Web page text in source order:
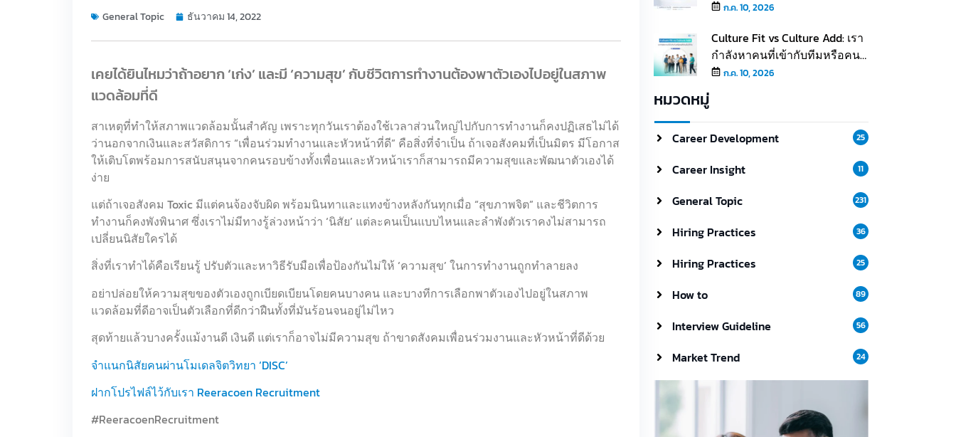
General Topic ธันวาคม 14, 2022
เคยได้ยินไหมว่าถ้าอยาก ‘เก่ง’ และมี ‘ความสุข’ กับชีวิตการทำงานต้องพาตัวเองไปอยู่ในสภาพ
แวดล้อมที่ดี
สาเหตุที่ทำให้สภาพแวดล้อมนั้นสำคัญ เพราะทุกวันเราต้องใช้เวลาส่วนใหญ่ไปกับการทำงานก็คงปฏิเสธไม่ได้
ว่านอกจากเงินและสวัสดิการ “เพื่อนร่วมทำงานและหัวหน้าที่ดี” คือสิ่งที่จำเป็น ถ้าเจอสังคมที่เป็นมิตร มีโอกาส
ให้เติบโตพร้อมการสนับสนุนจากคนรอบข้างทั้งเพื่อนและหัวหน้าเราก็สามารถมีความสุขและพัฒนาตัวเองได้
ง่าย
แต่ถ้าเจอสังคม Toxic มีแต่คนจ้องจับผิด พร้อมนินทาและแทงข้างหลังกันทุกเมื่อ “สุขภาพจิต” และชีวิตการ
ทำงานก็คงพังพินาศ ซึ่งเราไม่มีทางรู้ล่วงหน้าว่า ‘นิสัย’ แต่ละคนเป็นแบบไหนและลำพังตัวเราคงไม่สามารถ
เปลี่ยนนิสัยใครได้
สิ่งที่เราทำได้คือเรียนรู้ ปรับตัวและหาวิธีรับมือเพื่อป้องกันไม่ให้ ‘ความสุข’ ในการทำงานถูกทำลายลง
อย่าปล่อยให้ความสุขของตัวเองถูกเบียดเบียนโดยคนบางคน และบางทีการเลือกพาตัวเองไปอยู่ในสภาพ
แวดล้อมที่ดีอาจเป็นตัวเลือกที่ดีกว่าฝืนทั้งที่มันร้อนจนอยู่ไม่ไหว
สุดท้ายแล้วบางครั้งแม้งานดี เงินดี แต่เราก็อาจไม่มีความสุข ถ้าขาดสังคมเพื่อนร่วมงานและหัวหน้าที่ดีด้วย
จำแนกนิสัยคนผ่านโมเดลจิตวิทยา ‘DISC’
ฝากโปรไฟล์ไว้กับเรา Reeracoen Recruitment
#ReeracoenRecruitment
ก.ค. 10, 2026
Culture Fit vs Culture Add: เรา
กำลังหาคนที่เข้ากับทีมหรือคนที่
เติมเต็มให้ทีม
ก.ค. 10, 2026
หมวดหมู่
Career Development 25
Career Insight 11
General Topic 231
Hiring Practices 36
Hiring Practices 25
How to 89
Interview Guideline 56
Market Trend 24